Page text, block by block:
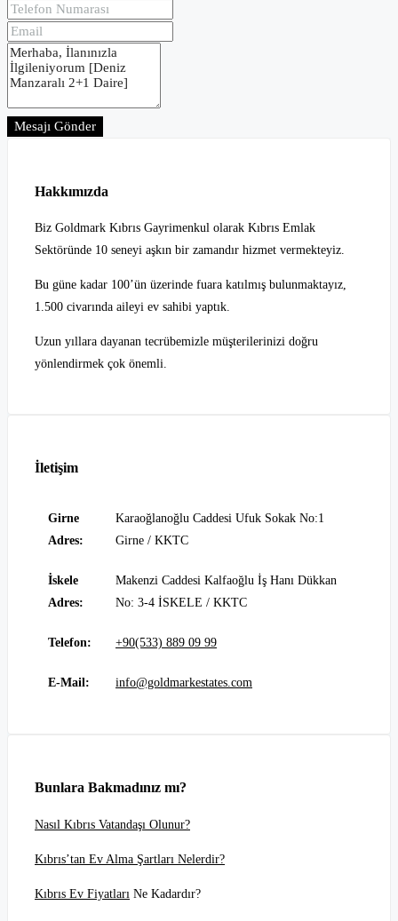
Mesajı Gönder
Hakkımızda
Biz Goldmark Kıbrıs Gayrimenkul olarak Kıbrıs Emlak
Sektöründe 10 seneyi aşkın bir zamandır hizmet vermekteyiz.
Bu güne kadar 100’ün üzerinde fuara katılmış bulunmaktayız,
1.500 civarında aileyi ev sahibi yaptık.
Uzun yıllara dayanan tecrübemizle müşterilerinizi doğru
yönlendirmek çok önemli.
İletişim
Girne
Adres:
Karaoğlanoğlu Caddesi Ufuk Sokak No:1
Girne / KKTC
İskele
Adres:
Makenzi Caddesi Kalfaoğlu İş Hanı Dükkan
No: 3-4 İSKELE / KKTC
Telefon: +90(533) 889 09 99
E-Mail: info@goldmarkestates.com
Bunlara Bakmadınız mı?
Nasıl Kıbrıs Vatandaşı Olunur?
Kıbrıs’tan Ev Alma Şartları Nelerdir?
Kıbrıs Ev Fiyatları Ne Kadardır?